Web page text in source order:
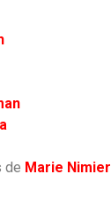
de Marie Nimier